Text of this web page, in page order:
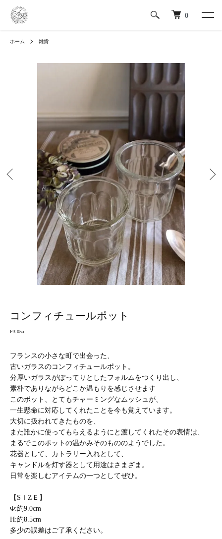
0
ホーム 雑貨
コンフィチュールポット
F3-05a
フランスの小さな町で出会った、
古いガラスのコンフィチュールポット。
分厚いガラスがぽってりとしたフォルムをつくり出し、
素朴でありながらどこか温もりを感じさせます
このポット、とてもチャーミングなムッシュが、
一生懸命に対応してくれたことを今も覚えています。
大切に扱われてきたものを、
また誰かに使ってもらえるようにと渡してくれたその表情は、
まるでこのポットの温かみそのもののようでした。
花器として、カトラリー入れとして、
キャンドルを灯す器として用途はさまざま。
日常を楽しむアイテムの一つとしてぜひ。
【SＩZＥ】
Φ:約9.0cm
H:約8.5cm
多少の誤差はご了承ください。